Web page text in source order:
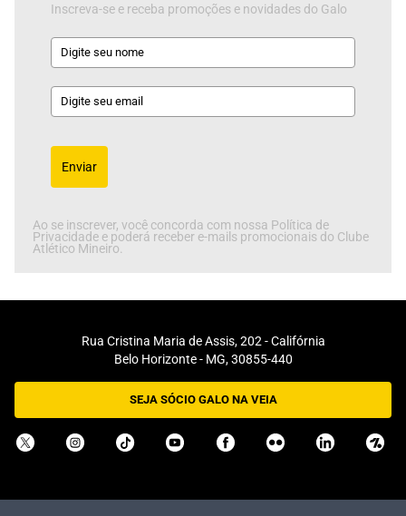
Inscreva-se e receba promoções e novidades do Galo
Enviar
Ao se inscrever, você concorda com nossa Política de
Privacidade e poderá receber e-mails promocionais do Clube
Atlético Mineiro.
Rua Cristina Maria de Assis, 202 - Califórnia
Belo Horizonte - MG, 30855-440
SEJA SÓCIO GALO NA VEIA